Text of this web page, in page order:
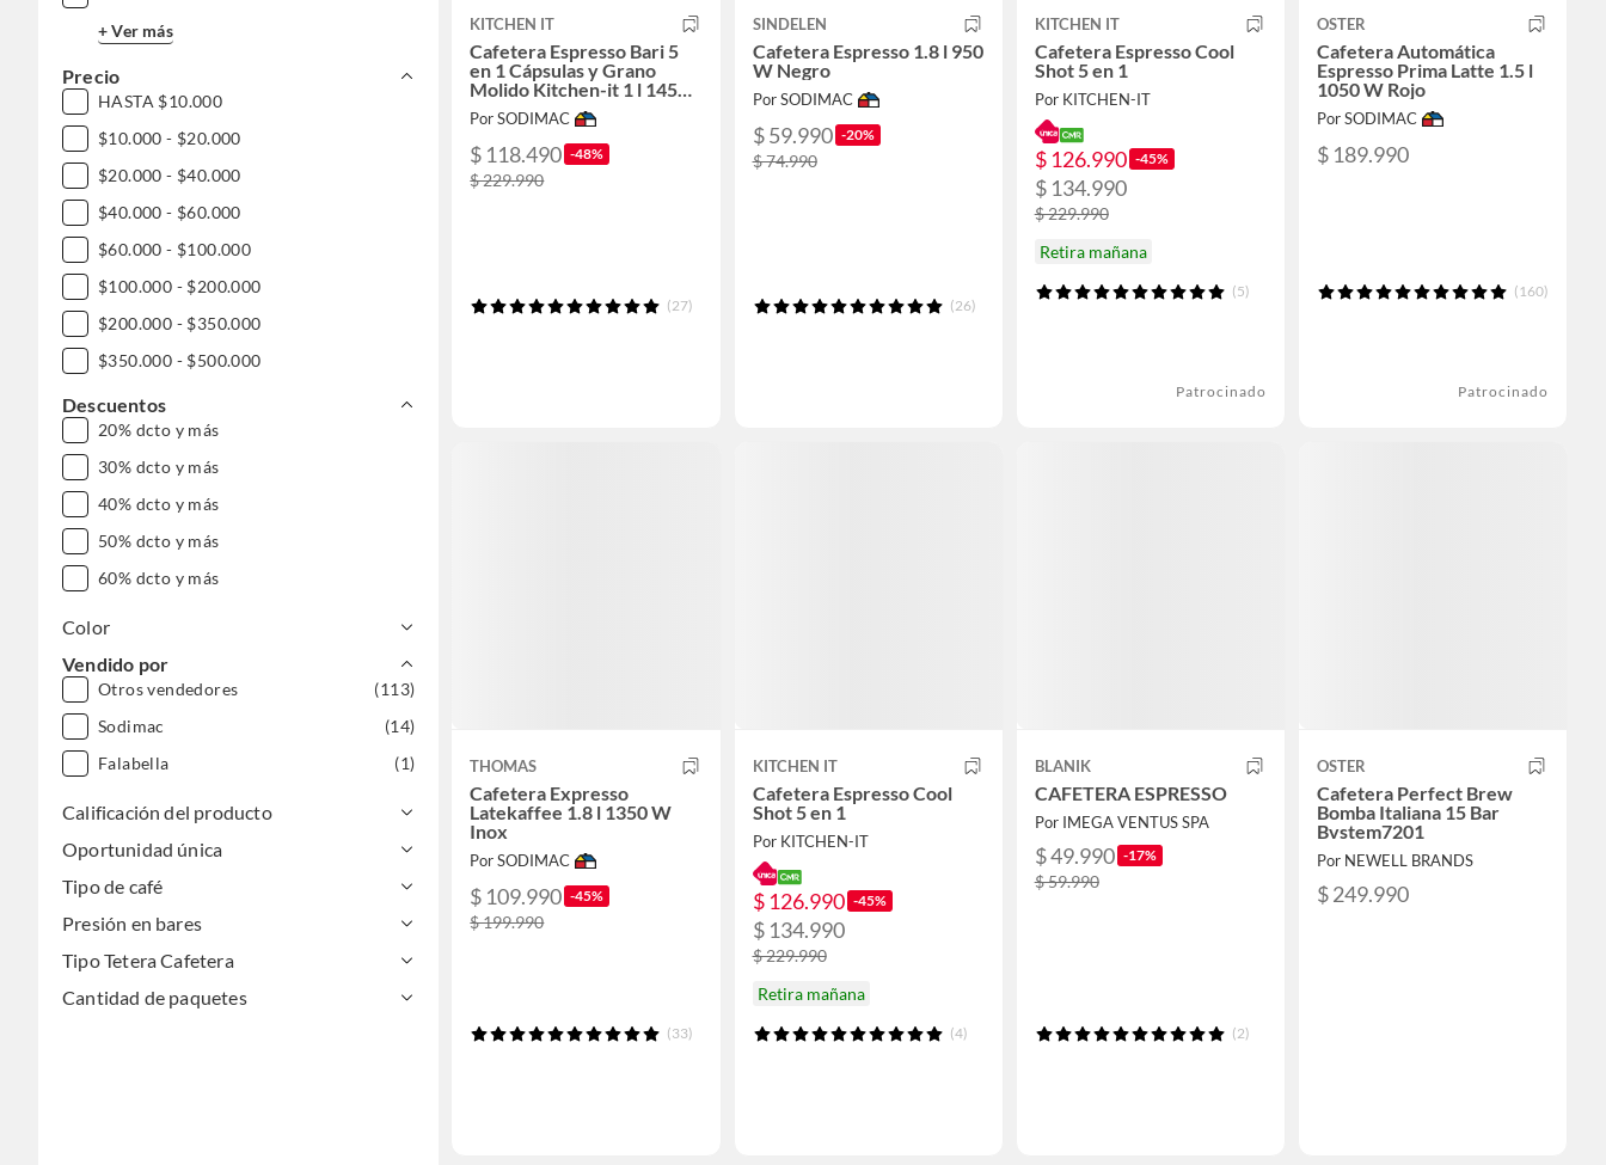
+ Ver más
Precio
HASTA $10.000
$10.000 - $20.000
$20.000 - $40.000
$40.000 - $60.000
$60.000 - $100.000
$100.000 - $200.000
$200.000 - $350.000
$350.000 - $500.000
$500.000 - $1.000.000
DESDE $1.000.000
Descuentos
20% dcto y más
30% dcto y más
40% dcto y más
50% dcto y más
60% dcto y más
Color
Vendido por
Otros vendedores
(113)
Sodimac
(14)
Falabella
(1)
Calificación del producto
Oportunidad única
Tipo de café
Presión en bares
Tipo Tetera Cafetera
Cantidad de paquetes
KITCHEN IT
Cafetera Espresso Bari 5
en 1 Cápsulas y Grano
Molido Kitchen-it 1 l 1450
W Inox
Por SODIMAC
$ 118.490 -48%
$ 229.990
(27)
SINDELEN
Cafetera Espresso 1.8 l 950
W Negro
Por SODIMAC
$ 59.990 -20%
$ 74.990
(26)
KITCHEN IT
Cafetera Espresso Cool
Shot 5 en 1
Por KITCHEN-IT
$ 126.990 -45%
$ 134.990
$ 229.990
Retira mañana
(5)
Patrocinado
OSTER
Cafetera Automática
Espresso Prima Latte 1.5 l
1050 W Rojo
Por SODIMAC
$ 189.990
(160)
Patrocinado
THOMAS
Cafetera Expresso
Latekaffee 1.8 l 1350 W
Inox
Por SODIMAC
$ 109.990 -45%
$ 199.990
(33)
KITCHEN IT
Cafetera Espresso Cool
Shot 5 en 1
Por KITCHEN-IT
$ 126.990 -45%
$ 134.990
$ 229.990
Retira mañana
(4)
BLANIK
CAFETERA ESPRESSO
Por IMEGA VENTUS SPA
$ 49.990 -17%
$ 59.990
(2)
OSTER
Cafetera Perfect Brew
Bomba Italiana 15 Bar
Bvstem7201
Por NEWELL BRANDS
$ 249.990